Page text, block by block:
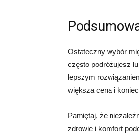
Ostateczny wybór
często podróżujesz
lepszym
większa cena i
Pamiętaj, że
zdrowie i komfort